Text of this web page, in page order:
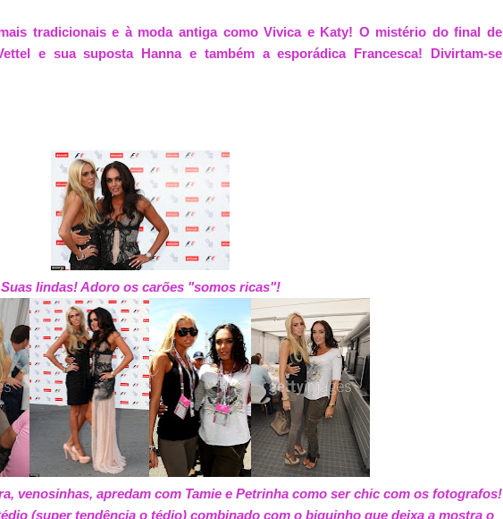
tradicionais e à moda antiga como Vivica e Katy! O mistério do final de
e sua suposta Hanna e também a esporádica Francesca! Divirtam-se
Suas lindas! Adoro os carões "somos ricas"!
venosinhas, apredam com Tamie e Petrinha como ser chic com os fotografos!
(super tendência o tédio) combinado com o biquinho que deixa a mostra o